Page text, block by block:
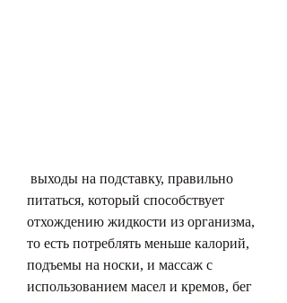
питаться, который способствует
отхождению жидкости из организма,
то есть потреблять меньше калорий,
подъемы на носки, и массаж с
использованием масел и кремов, бег